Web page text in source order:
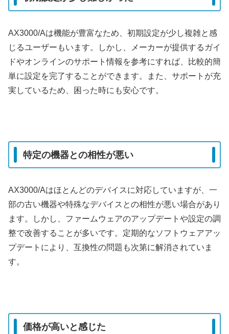
AX3000/Aは機能が豊富なため、初期設定が少し複雑と感
じるユーザーもいます。しかし、メーカーが提供するガイ
ドやオンラインのサポート情報を参考にすれば、比較的簡
単に設定を完了することができます。また、サポートが充
実しているため、困った時にも安心です。
特定の機器との相性が悪い
AX3000/Aはほとんどのデバイスに対応していますが、一
部の古い機器や特殊なデバイスとの相性が悪い場合があり
ます。しかし、ファームウェアのアップデートや設定の調
整で改善することが多いです。定期的なソフトウェアアッ
プデートにより、互換性の問題も次第に解消されていま
す。
価格が高いと感じた